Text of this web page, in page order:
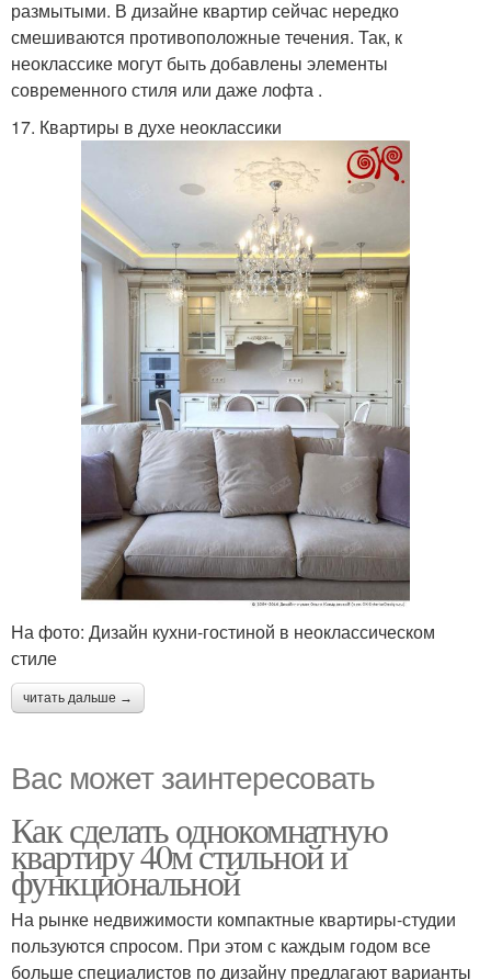
размытыми. В дизайне квартир сейчас нередко
смешиваются противоположные течения. Так, к
неоклассике могут быть добавлены элементы
современного стиля или даже лофта .
17. Квартиры в духе неоклассики
На фото: Дизайн кухни-гостиной в неоклассическом
стиле
читать дальше →
Вас может заинтересовать
Как сделать однокомнатную
квартиру 40м стильной и
функциональной
На рынке недвижимости компактные квартиры-студии
пользуются спросом. При этом с каждым годом все
больше специалистов по дизайну предлагают варианты